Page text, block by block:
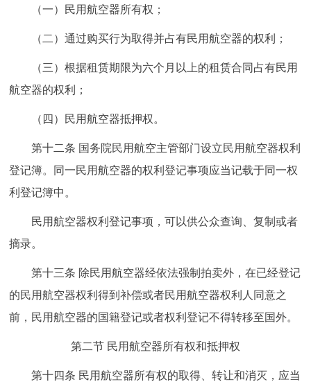
（一）民用航空器所有权；
（二）通过购买行为取得并占有民用航空器的权利；
（三）根据租赁期限为六个月以上的租赁合同占有民用
航空器的权利；
（四）民用航空器抵押权。
第十二条 国务院民用航空主管部门设立民用航空器权利
登记簿。同一民用航空器的权利登记事项应当记载于同一权
利登记簿中。
民用航空器权利登记事项，可以供公众查询、复制或者
摘录。
第十三条 除民用航空器经依法强制拍卖外，在已经登记
的民用航空器权利得到补偿或者民用航空器权利人同意之
前，民用航空器的国籍登记或者权利登记不得转移至国外。
第二节 民用航空器所有权和抵押权
第十四条 民用航空器所有权的取得、转让和消灭，应当